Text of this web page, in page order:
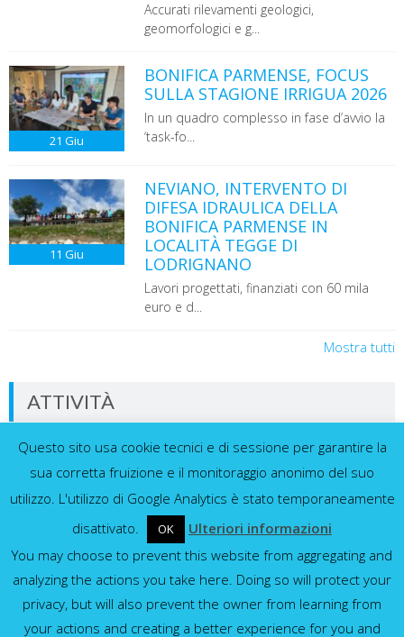
Accurati rilevamenti geologici,
geomorfologici e g...
21 Giu
BONIFICA PARMENSE, FOCUS
SULLA STAGIONE IRRIGUA 2026
In un quadro complesso in fase d’avvio la
‘task-fo...
11 Giu
NEVIANO, INTERVENTO DI
DIFESA IDRAULICA DELLA
BONIFICA PARMENSE IN
LOCALITÀ TEGGE DI
LODRIGNANO
Lavori progettati, finanziati con 60 mila
euro e d...
Mostra tutti
ATTIVITÀ
Dati in tempo reale dalla nostra rete di
sensori
Idrometri e pluviometri
Mostra tutti
Questo sito usa cookie tecnici e di sessione per garantire la
sua corretta fruizione e il monitoraggio anonimo del suo
utilizzo. L'utilizzo di Google Analytics è stato temporaneamente
disattivato.
OK
Ulteriori informazioni
You may choose to prevent this website from aggregating and
analyzing the actions you take here. Doing so will protect your
privacy, but will also prevent the owner from learning from
your actions and creating a better experience for you and